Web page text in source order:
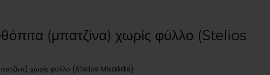
(μπατζίνα) χωρίς φύλλο (Stelios
χωρίς φύλλο (Stelios Mixailidis)